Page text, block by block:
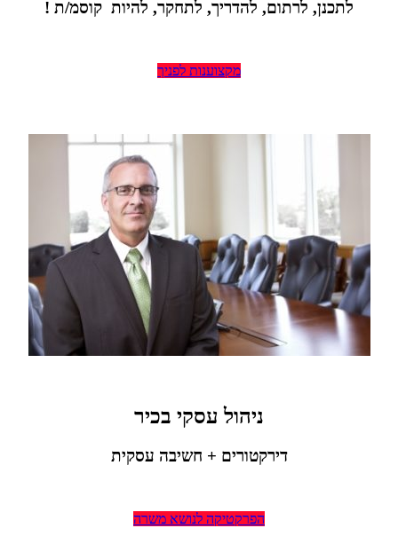
לתכנן, לרתום, להדריך, לתחקר, להיות קוסמ/ת !
מקצוענות לפניך
ניהול עסקי בכיר
דירקטורים + חשיבה עסקית
הפרקטיקה לנושא משרה